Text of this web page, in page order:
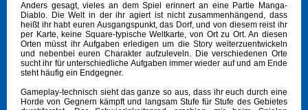
Anders gesagt, vieles an dem Spiel erinnert an eine Partie Manga-
Diablo. Die Welt in der ihr agiert ist nicht zusammenhängend, dass
heißt ihr habt euren Ausgangspunkt, das Dorf, und von diesem reist ihr
per Karte, keine Square-typische Weltkarte, von Ort zu Ort. An diesen
Orten müsst ihr Aufgaben erledigen um die Story weiterzuentwickeln
und nebenbei euren Charakter aufzuleveln. Die verschiedenen Orte
sucht ihr für unterschiedliche Aufgaben immer wieder auf und am Ende
steht häufig ein Endgegner.
Gameplay-technisch sieht das ganze so aus, dass ihr euch durch eine
Horde von Gegnern kämpft und langsam Stufe für Stufe des Gebietes